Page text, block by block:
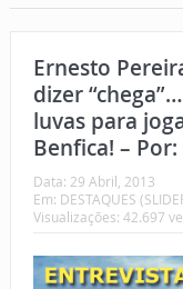
Ernesto
dizer
luvas para
Benfica! –
Data: 29 Abril, 2013
Em: DESTAQUES
Visualizações: 42.697